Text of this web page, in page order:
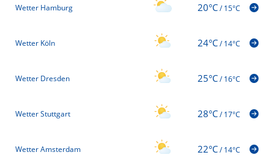
Wetter Hamburg 20°C/15°C
Wetter Köln 24°C/14°C
Wetter Dresden 25°C/16°C
Wetter Stuttgart 28°C/17°C
Wetter Amsterdam 22°C/14°C